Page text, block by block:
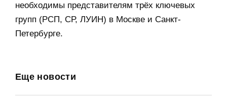
необходимы представителям трёх ключевых
групп (РСП, СР, ЛУИН) в Москве и Санкт-
Петербурге.
Еще новости